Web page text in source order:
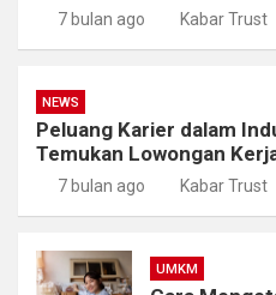
7 bulan ago Kabar Trust
NEWS
Peluang Karier dalam
Temukan Lowongan
7 bulan ago Kabar Trust
UMKM